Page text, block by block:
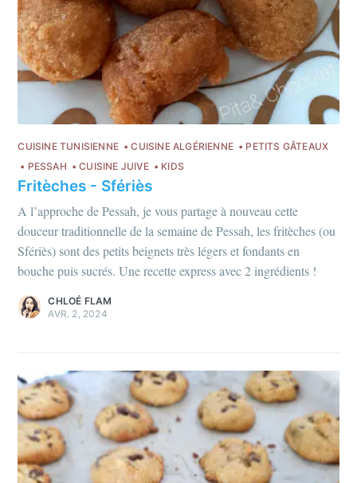
CUISINE TUNISIENNE CUISINE ALGÉRIENNE
PETITS GÂTEAUX
PESSAH
CUISINE JUIVE KIDS
Fritèches - Sfériès
A l’approche de Pessah, je vous partage à nouveau cette
douceur traditionnelle de la semaine de Pessah, les fritèches (ou
Sfériès) sont des petits beignets très légers et fondants en
bouche puis sucrés. Une recette express avec 2 ingrédients !
CHLOÉ FLAM
AVR. 2, 2024